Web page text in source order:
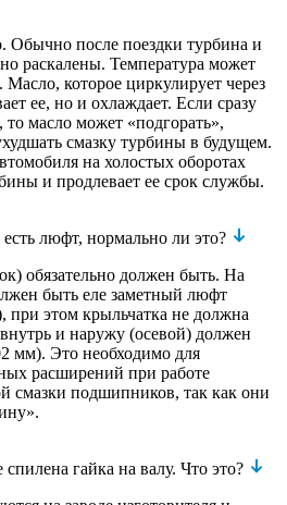
Обычно после поездки турбина и
раскалены. Температура может
Масло, которое циркулирует через
ее, но и охлаждает. Если сразу
масло может «подгорать»,
смазку турбины в будущем.
на холостых оборотах
и продлевает ее срок службы.
люфт, нормально ли это?
обязательно должен быть. На
быть еле заметный люфт
этом крыльчатка не должна
и наружу (осевой) должен
мм). Это необходимо для
расширений при работе
смазки подшипников, так как они
гайка на валу. Что это?